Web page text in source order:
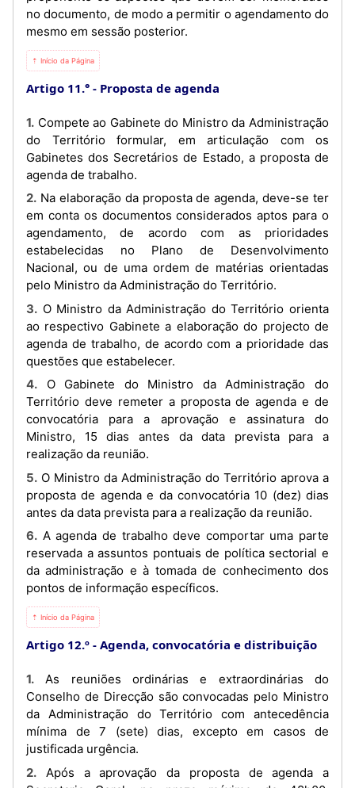
no documento, de modo a permitir o agendamento do
mesmo em sessão posterior.
⇡ Início da Página
Artigo 11.° Proposta de agenda
1. Compete ao Gabinete do Ministro da Administração
do Território formular, em articulação com os
Gabinetes dos Secretários de Estado, a proposta de
agenda de trabalho.
2. Na elaboração da proposta de agenda, deve-se ter
em conta os documentos considerados aptos para o
agendamento, de acordo com as prioridades
estabelecidas no Plano de Desenvolvimento
Nacional, ou de uma ordem de matérias orientadas
pelo Ministro da Administração do Território.
3. O Ministro da Administração do Território orienta
ao respectivo Gabinete a elaboração do projecto de
agenda de trabalho, de acordo com a prioridade das
questões que estabelecer.
4. O Gabinete do Ministro da Administração do
Território deve remeter a proposta de agenda e de
convocatória para a aprovação e assinatura do
Ministro, 15 dias antes da data prevista para a
realização da reunião.
5. O Ministro da Administração do Território aprova a
proposta de agenda e da convocatória 10 (dez) dias
antes da data prevista para a realização da reunião.
6. A agenda de trabalho deve comportar uma parte
reservada a assuntos pontuais de política sectorial e
da administração e à tomada de conhecimento dos
pontos de informação específicos.
⇡ Início da Página
Artigo 12.º Agenda, convocatória e distribuição
1. As reuniões ordinárias e extraordinárias do
Conselho de Direcção são convocadas pelo Ministro
da Administração do Território com antecedência
mínima de 7 (sete) dias, excepto em casos de
justificada urgência.
2. Após a aprovação da proposta de agenda a